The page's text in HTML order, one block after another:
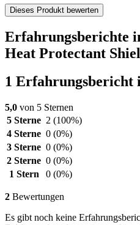
Dieses Produkt bewerten
Erfahrungsberichte
Heat Protectant
1 Erfahrungsbericht
5,0 von 5 Sternen
5 Sterne 2 (100%)
4 Sterne 0 (0%)
3 Sterne 0 (0%)
2 Sterne 0 (0%)
1 Stern
0 (0%)
2 Bewertungen
Es gibt noch keine